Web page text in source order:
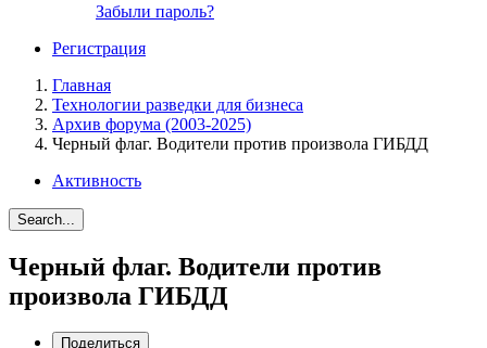
Забыли пароль?
Регистрация
Главная
Технологии разведки для бизнеса
Архив форума (2003-2025)
Черный флаг. Водители против произвола ГИБДД
Активность
Search...
Черный флаг. Водители против
произвола ГИБДД
Поделиться